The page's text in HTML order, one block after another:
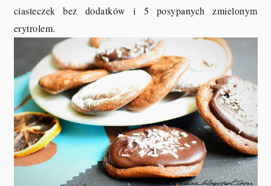
ciasteczek bez dodatków i 5 posypanych zmielonym
erytrolem.